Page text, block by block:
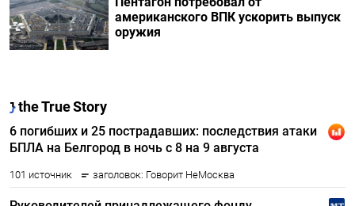
американского ВПК ускорить выпуск
оружия